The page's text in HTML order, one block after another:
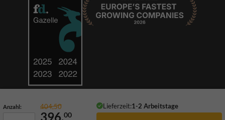
Anzahl: 404,50 Lieferzeit:1-2 Arbeitstage
396,00